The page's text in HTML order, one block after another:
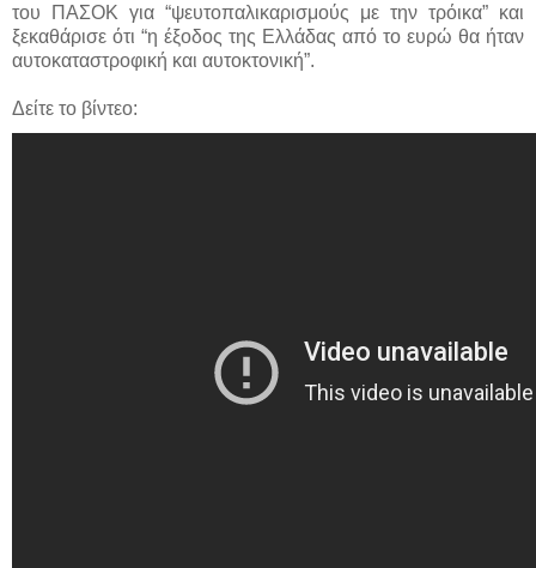
του ΠΑΣΟΚ για “ψευτοπαλικαρισμούς με την τρόικα” και
ξεκαθάρισε ότι “η έξοδος της Ελλάδας από το ευρώ θα ήταν
αυτοκαταστροφική και αυτοκτονική”.
Δείτε το βίντεο: